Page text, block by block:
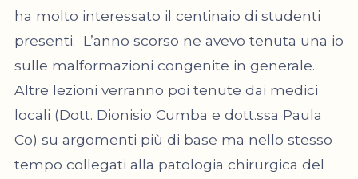
ha molto interessato il centinaio di studenti
presenti. L’anno scorso ne avevo tenuta una io
sulle malformazioni congenite in generale.
Altre lezioni verranno poi tenute dai medici
locali (Dott. Dionisio Cumba e dott.ssa Paula
Co) su argomenti più di base ma nello stesso
tempo collegati alla patologia chirurgica del